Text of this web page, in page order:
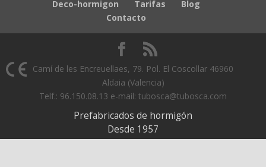
Deco-hormigon
Tarifas
Blog
Contacto
Camí de les Encreuellaes, 79. Pol. El Coscollar 46960
Aldaia (Valencia)
Telf.: 96.150.08.13 e-mail: tubosca@tubosca.com
Prefabricados de hormigón
Desde 1957